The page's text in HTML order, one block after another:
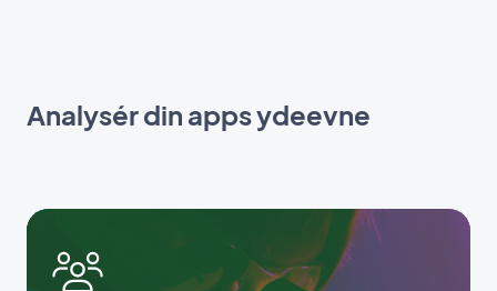
Analysér din apps ydeevne